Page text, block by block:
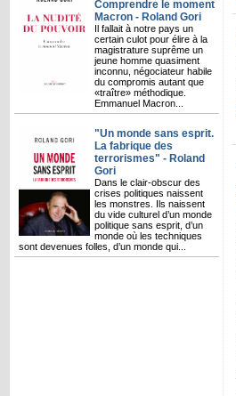
Comprendre le moment
Macron - Roland Gori
Il fallait à notre pays un
certain culot pour élire à la
magistrature suprême un
jeune homme quasiment
inconnu, négociateur habile
du compromis autant que
«traître» méthodique.
Emmanuel Macron...
"Un monde sans esprit.
La fabrique des
terrorismes" - Roland
Gori
Dans le clair-obscur des
crises politiques naissent
les monstres. Ils naissent
du vide culturel d’un monde
politique sans esprit, d’un
monde où les techniques
sont devenues folles, d’un monde qui...